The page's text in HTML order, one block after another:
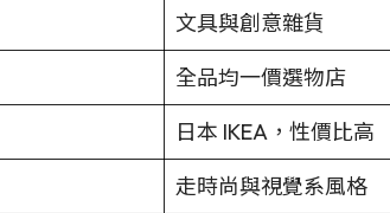
文具與創意雜貨
全品均一價選物店
日本 IKEA，性價比高
走時尚與視覺系風格